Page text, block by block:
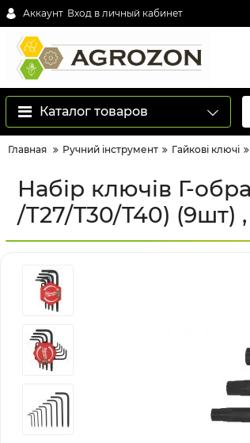
Аккаунт Вход в личный кабинет
Каталог товаров
Главная Ручний інструмент Гайкові ключі
Набір ключів Г-
/T27/T30/T40) (9шт)